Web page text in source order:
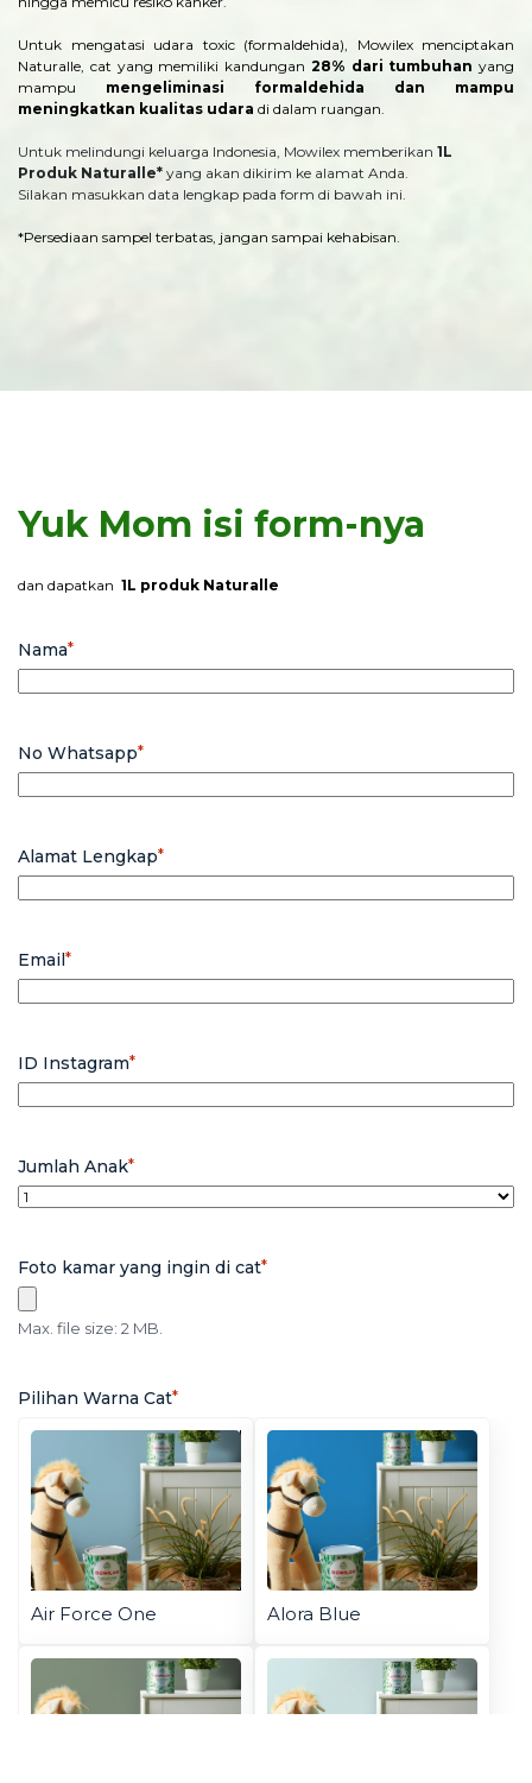
Untuk mengatasi udara toxic (formaldehida), Mowilex menciptakan
Naturalle, cat yang memiliki kandungan 28% dari tumbuhan yang
mampu mengeliminasi formaldehida dan mampu
meningkatkan kualitas udara di dalam ruangan.
Untuk melindungi keluarga Indonesia, Mowilex memberikan 1L
Produk Naturalle* yang akan dikirim ke alamat Anda.
Silakan masukkan data lengkap pada form di bawah ini.
*Persediaan sampel terbatas, jangan sampai kehabisan.
Yuk Mom isi form-nya
dan dapatkan 1L produk Naturalle
Nama*
No Whatsapp*
Alamat Lengkap*
Email*
ID Instagram*
Jumlah Anak*
Foto kamar yang ingin di cat*
Max. file size: 2 MB.
Pilihan Warna Cat*
Air Force One Alora Blue